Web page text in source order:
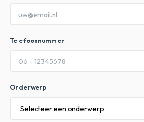
Telefoonnummer
Onderwerp